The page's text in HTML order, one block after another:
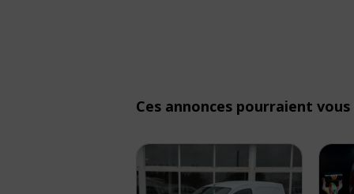
Ces annonces pourraient